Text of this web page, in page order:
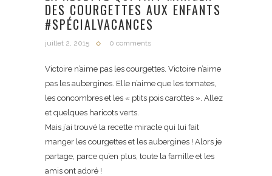
DES COURGETTES AUX ENFANTS
#SPÉCIALVACANCES
juillet 2, 2015 0 comments
Victoire n’aime pas les courgettes. Victoire n’aime
pas les aubergines. Elle n’aime que les tomates,
les concombres et les « ptits pois carottes ». Allez
et quelques haricots verts.
Mais j’ai trouvé la recette miracle qui lui fait
manger les courgettes et les aubergines ! Alors je
partage, parce qu’en plus, toute la famille et les
amis ont adoré !